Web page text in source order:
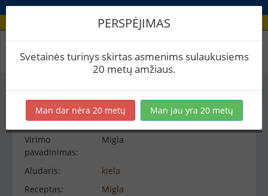
Virimo peržiūra
−
Virimo informacija
Virimo
pavadinimas:
Migla
Aludaris:
kiela
Receptas:
Migla
PERSPĖJIMAS
Svetainės turinys skirtas asmenims sulaukusiems
20 metų amžiaus.
Man dar nėra 20 metų Man jau yra 20 metų